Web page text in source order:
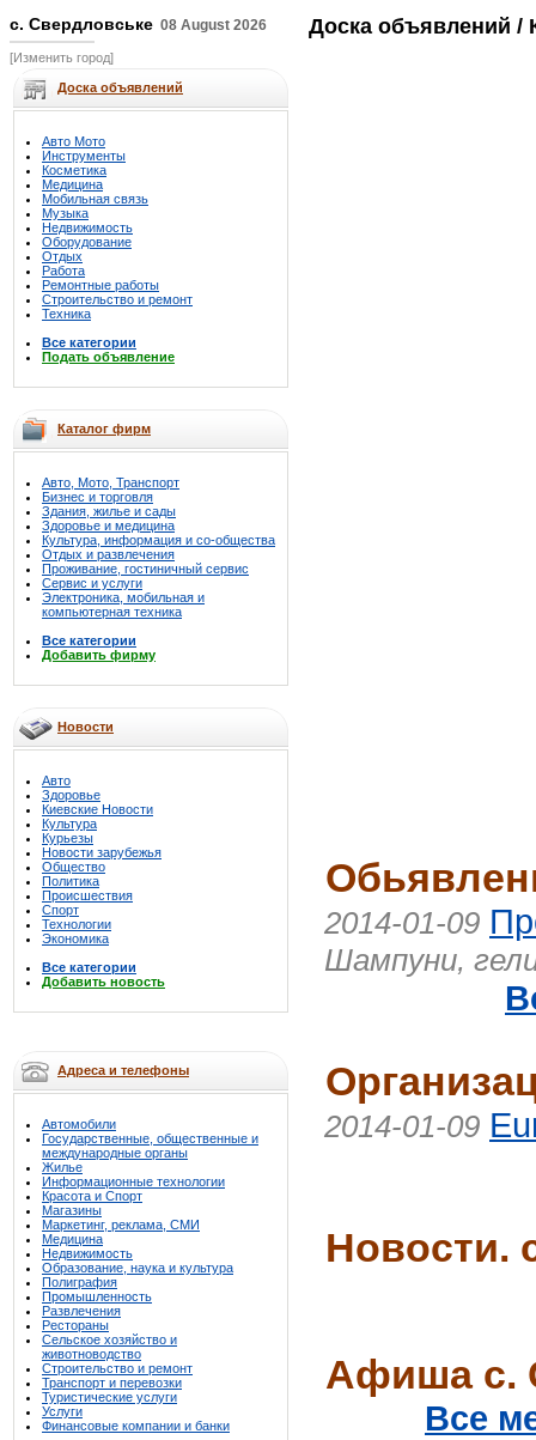
с. Свердловське 08 August 2026
[Изменить город]
Доска объявлений /
Доска объявлений
Авто Мото
Инструменты
Косметика
Медицина
Мобильная связь
Музыка
Недвижимость
Оборудование
Отдых
Работа
Ремонтные работы
Строительство и ремонт
Техника
Все категории
Подать объявление
Каталог фирм
Авто, Мото, Транспорт
Бизнес и торговля
Здания, жилье и сады
Здоровье и медицина
Культура, информация и со-общества
Отдых и развлечения
Проживание, гостиничный сервис
Сервис и услуги
Электроника, мобильная и
компьютерная техника
Все категории
Добавить фирму
Новости
Авто
Здоровье
Киевские Новости
Культура
Курьезы
Новости зарубежья
Общество
Политика
Происшествия
Спорт
Технологии
Экономика
Все категории
Добавить новость
Адреса и телефоны
Автомобили
Государственные, общественные и
международные органы
Жилье
Информационные технологии
Красота и Спорт
Магазины
Маркетинг, реклама, СМИ
Медицина
Недвижимость
Образование, наука и культура
Полиграфия
Промышленность
Развлечения
Рестораны
Сельское хозяйство и
животноводство
Строительство и ремонт
Транспорт и перевозки
Туристические услуги
Услуги
Финансовые компании и банки
2014-01-09
Шампуни,
2014-01-09
Новости.
Афиша с.
Все